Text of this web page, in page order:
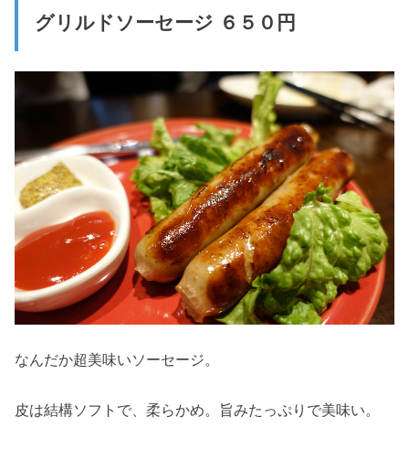
グリルドソーセージ ６５０円
なんだか超美味いソーセージ。
皮は結構ソフトで、柔らかめ。旨みたっぷりで美味い。